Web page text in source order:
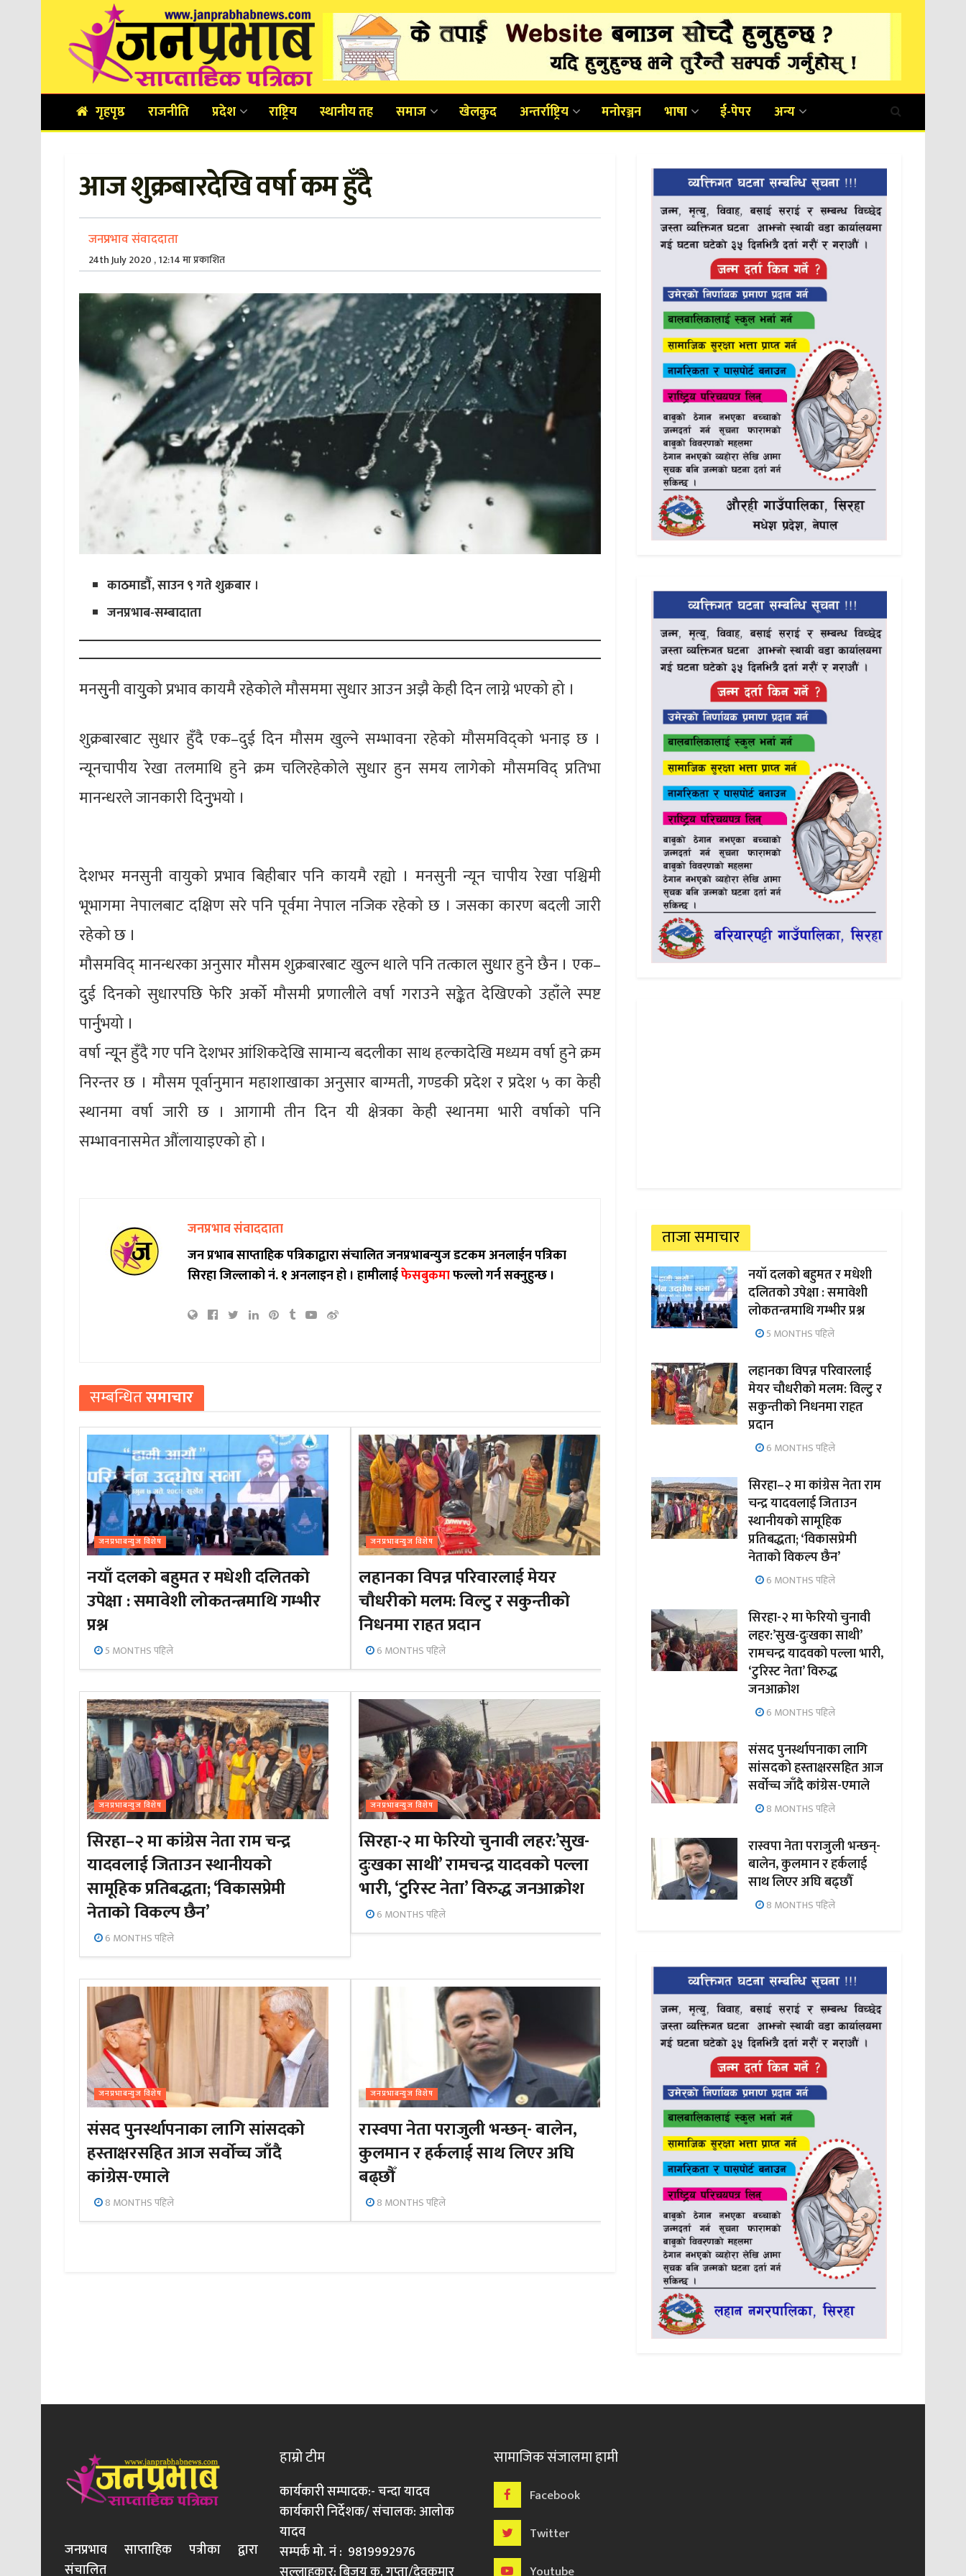
गृहपृष्ठ राजनीति प्रदेश राष्ट्रिय स्थानीय तह समाज खेलकुद अन्तर्राष्ट्रिय मनोरञ्जन भाषा ई-पेपर अन्य
आज शुक्रबारदेखि वर्षा कम हुँदै
जनप्रभाव संवाददाता
24th July 2020 , 12:14 मा प्रकाशित
काठमाडौँ, साउन ९ गते शुक्रबार ।
जनप्रभाब-सम्बादाता
मनसुुनी वायुुको प्रभाव कायमै रहेकोले मौसममा सुधार आउन अझै केही दिन लाग्ने भएको हो ।
शुक्रबारबाट सुधार हुँदै एक–दुई दिन मौसम खुल्ने सम्भावना रहेको मौसमविद्को भनाइ छ ।
न्यूनचापीय रेखा तलमाथि हुने क्रम चलिरहेकोले सुधार हुन समय लागेको मौसमविद् प्रतिभा
मानन्धरले जानकारी दिनुुभयो ।
देशभर मनसुनी वायुको प्रभाव बिहीबार पनि कायमै रह्यो । मनसुनी न्यून चापीय रेखा पश्चिमी
भूभागमा नेपालबाट दक्षिण सरे पनि पूर्वमा नेपाल नजिक रहेको छ । जसका कारण बदली जारी
रहेको छ ।
मौसमविद् मानन्धरका अनुसार मौसम शुक्रबारबाट खुल्न थाले पनि तत्काल सुुधार हुने छैन । एक–
दुुई दिनको सुधारपछि फेरि अर्को मौसमी प्रणालीले वर्षा गराउने सङ्केत देखिएको उहाँले स्पष्ट
पार्नुुभयो ।
वर्षा न्यूून हुँदै गए पनि देशभर आंशिकदेखि सामान्य बदलीका साथ हल्कादेखि मध्यम वर्षा हुने क्रम
निरन्तर छ । मौसम पूर्वानुमान महाशाखाका अनुसार बाग्मती, गण्डकी प्रदेश र प्रदेश ५ का केही
स्थानमा वर्षा जारी छ । आगामी तीन दिन यी क्षेत्रका केही स्थानमा भारी वर्षाको पनि
सम्भावनासमेत औंलायाइएको हो ।
जनप्रभाव संवाददाता
जन प्रभाब साप्ताहिक पत्रिकाद्वारा संचालित जनप्रभाबन्युज डटकम अनलाईन पत्रिका
सिरहा जिल्लाको नं. १ अनलाइन हो ।हामीलाईफेसबुकमाफल्लो गर्न सक्नुहुन्छ ।
सम्बन्धितसमाचार
जनप्रभाबन्युज विशेष
नयाँ दलको बहुमत र मधेशी दलितको
उपेक्षा : समावेशी लोकतन्त्रमाथि गम्भीर
प्रश्न
5 MONTHS पहिले
जनप्रभाबन्युज विशेष
लहानका विपन्न परिवारलाई मेयर
चौधरीको मलम: विल्टु र सकुन्तीको
निधनमा राहत प्रदान
6 MONTHS पहिले
जनप्रभाबन्युज विशेष
सिरहा–२ मा कांग्रेस नेता राम चन्द्र
यादवलाई जिताउन स्थानीयको
सामूहिक प्रतिबद्धता; ‘विकासप्रेमी
नेताको विकल्प छैन’
6 MONTHS पहिले
जनप्रभाबन्युज विशेष
सिरहा-२ मा फेरियो चुनावी लहर:’सुख-
दुःखका साथी’ रामचन्द्र यादवको पल्ला
भारी, ‘टुरिस्ट नेता’ विरुद्ध जनआक्रोश
6 MONTHS पहिले
जनप्रभाबन्युज विशेष
संसद पुनर्स्थापनाका लागि सांसदको
हस्ताक्षरसहित आज सर्वोच्च जाँदै
कांग्रेस-एमाले
8 MONTHS पहिले
जनप्रभाबन्युज विशेष
रास्वपा नेता पराजुली भन्छन्- बालेन,
कुलमान र हर्कलाई साथ लिएर अघि
बढ्छौँ
8 MONTHS पहिले
ताजा समाचार
नयाँ दलको बहुमत र मधेशी
दलितको उपेक्षा : समावेशी
लोकतन्त्रमाथि गम्भीर प्रश्न
5 MONTHS पहिले
लहानका विपन्न परिवारलाई
मेयर चौधरीको मलम: विल्टु र
सकुन्तीको निधनमा राहत
प्रदान
6 MONTHS पहिले
सिरहा–२ मा कांग्रेस नेता राम
चन्द्र यादवलाई जिताउन
स्थानीयको सामूहिक
प्रतिबद्धता; ‘विकासप्रेमी
नेताको विकल्प छैन’
6 MONTHS पहिले
सिरहा-२ मा फेरियो चुनावी
लहर:’सुख-दुःखका साथी’
रामचन्द्र यादवको पल्ला भारी,
‘टुरिस्ट नेता’ विरुद्ध
जनआक्रोश
6 MONTHS पहिले
संसद पुनर्स्थापनाका लागि
सांसदको हस्ताक्षरसहित आज
सर्वोच्च जाँदै कांग्रेस-एमाले
8 MONTHS पहिले
रास्वपा नेता पराजुली भन्छन्-
बालेन, कुलमान र हर्कलाई
साथ लिएर अघि बढ्छौँ
8 MONTHS पहिले
जनप्रभाव साप्ताहिक पत्रीका द्वारा
संचालित
हाम्रो टीम
कार्यकारी सम्पादक:- चन्दा यादव
कार्यकारी निर्देशक/ संचालक: आलोक
यादव
सम्पर्क मो. नं : 9819992976
सामाजिक संजालमा हामी
Facebook
Twitter
Youtube